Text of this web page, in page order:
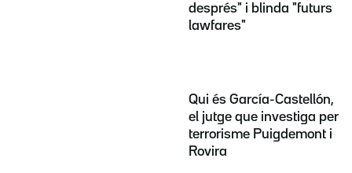
després" i blinda "futurs
lawfares"
Qui és García-Castellón,
el jutge que investiga per
terrorisme Puigdemont i
Rovira